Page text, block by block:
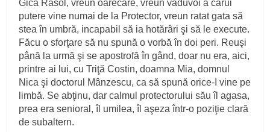
Gică Rasol, vreun oarecare, vreun văduvoi a cărui
putere vine numai de la Protector, vreun ratat gata să
stea în umbră, incapabil să ia hotărâri şi să le execute.
Făcu o sforţare să nu spună o vorbă în doi peri. Reuşi
până la urmă şi se apostrofă în gând, doar nu era, aici,
printre ai lui, cu Triţă Costin, doamna Mia, domnul
Nica şi doctorul Mânzescu, ca să spună orice‑I vine pe
limbă. Se abţinu, dar calmul protectorului său îl agasa,
prea era senioral, îl umilea, îl aşeza într‑o poziţie clară
de subaltern.